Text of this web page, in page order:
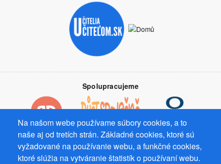
Na našom webe používame súbory cookies, a to
naše aj od tretích strán. Základné cookies, ktoré sú
vyžadované na používanie webu, a funkčné cookies,
ktoré slúžia na vytváranie štatistík o používaní webu.
Spolupracujeme
Prevádzkovateľ: Mgr. Bc. Žaneta Radimecká, MBA, Ostrov 256, 561
22 Ostrov, IČ 08993033, DIČ CZ9161263958